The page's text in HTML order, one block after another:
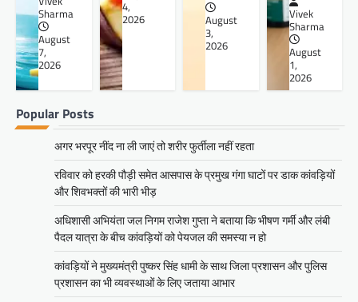
Sharma
August
7,
2026
4,
2026
August
3,
2026
Vivek
Sharma
August
1,
2026
Popular Posts
अगर भरपूर नींद ना ली जाएं तो शरीर फुर्तीला नहीं रहता
रविवार को हरकी पौड़ी समेत आसपास के प्रमुख गंगा घाटों पर डाक कांवड़ियों
और शिवभक्तों की भारी भीड़
अधिशासी अभियंता जल निगम राजेश गुप्ता ने बताया कि भीषण गर्मी और लंबी
पैदल यात्रा के बीच कांवड़ियों को पेयजल की समस्या न हो
कांवड़ियों ने मुख्यमंत्री पुष्कर सिंह धामी के साथ जिला प्रशासन और पुलिस
प्रशासन का भी व्यवस्थाओं के लिए जताया आभार